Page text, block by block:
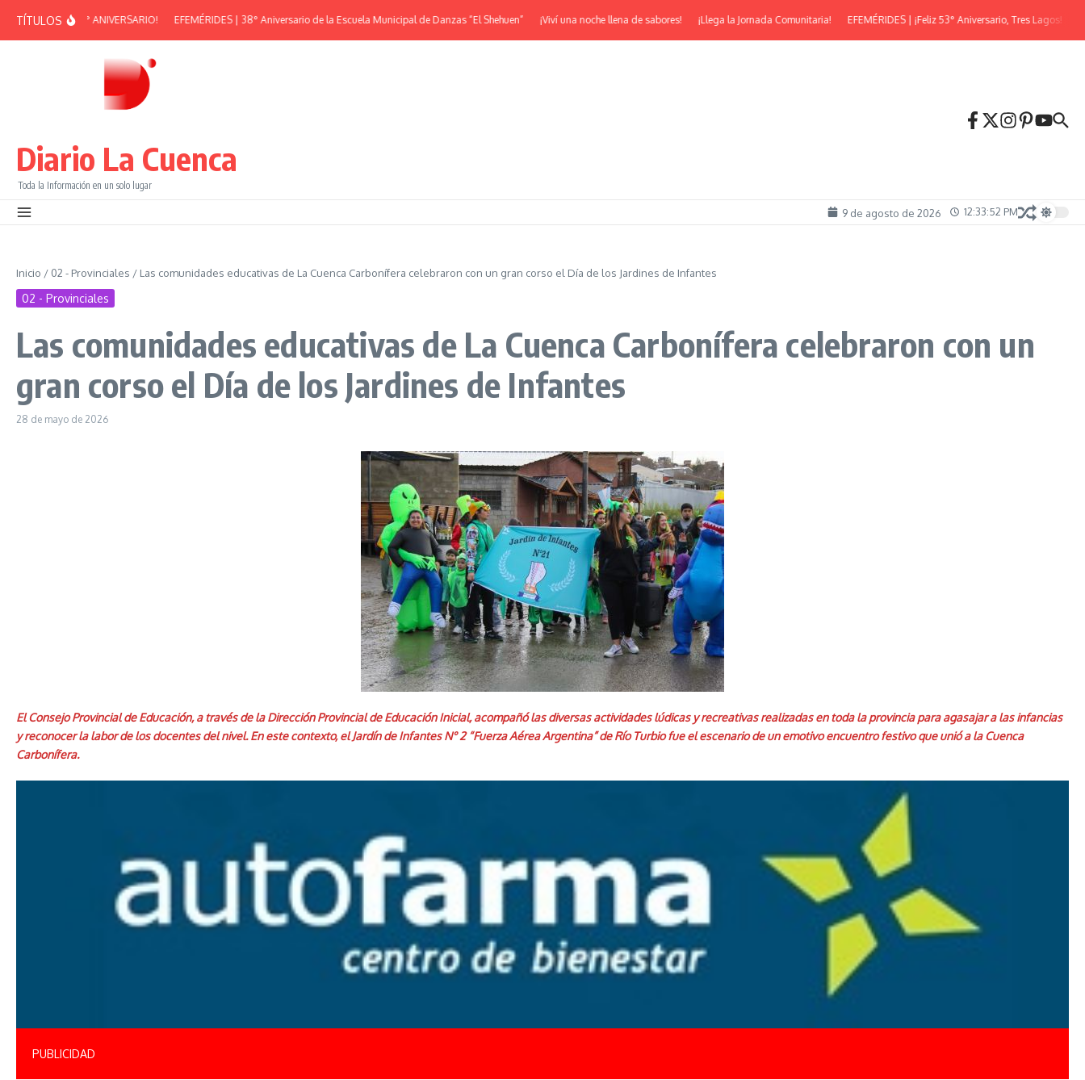
TÍTULOS
PEÑA – 38° ANIVERSARIO! EFEMÉRIDES | 38° Aniversario de la Escuela Municipal de Danzas “El Shehuen” ¡Viví una noche llena de sabores! ¡Llega la Jornada Comunitaria! EFEMÉRIDES | ¡Feliz 53° Aniversario, Tres Lagos!
Diario La Cuenca
Toda la Información en un solo lugar
9 de agosto de 2026 12:33:53 PM
Inicio / 02 - Provinciales / Las comunidades educativas de La Cuenca Carbonífera celebraron con un gran corso el Día de los Jardines de Infantes
02 - Provinciales
Las comunidades educativas de La Cuenca Carbonífera celebraron con un
gran corso el Día de los Jardines de Infantes
28 de mayo de 2026
El Consejo Provincial de Educación, a través de la Dirección Provincial de Educación Inicial, acompañó las diversas actividades lúdicas y recreativas realizadas en toda la provincia para agasajar a las infancias
y reconocer la labor de los docentes del nivel. En este contexto, el Jardín de Infantes N° 2 “Fuerza Aérea Argentina” de Río Turbio fue el escenario de un emotivo encuentro festivo que unió a la Cuenca
Carbonífera.
PUBLICIDAD